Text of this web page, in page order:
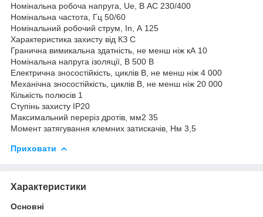
Номінальна робоча напруга, Ue, В АС 230/400
Номінальна частота, Гц 50/60
Номінальний робочий струм, In, А 125
Характеристика захисту від КЗ С
Гранична вимикальна здатність, не менш ніж кА 10
Номінальна напруга ізоляції, В 500 В
Електрична зносостійкість, циклів В, не менш ніж 4 000
Механічна зносостійкість, циклів В, не менш ніж 20 000
Кількість полюсів 1
Ступінь захисту IP20
Максимальний переріз дротів, мм2 35
Момент затягування клемних затискачів, Нм 3,5
Приховати
Характеристики
Основні